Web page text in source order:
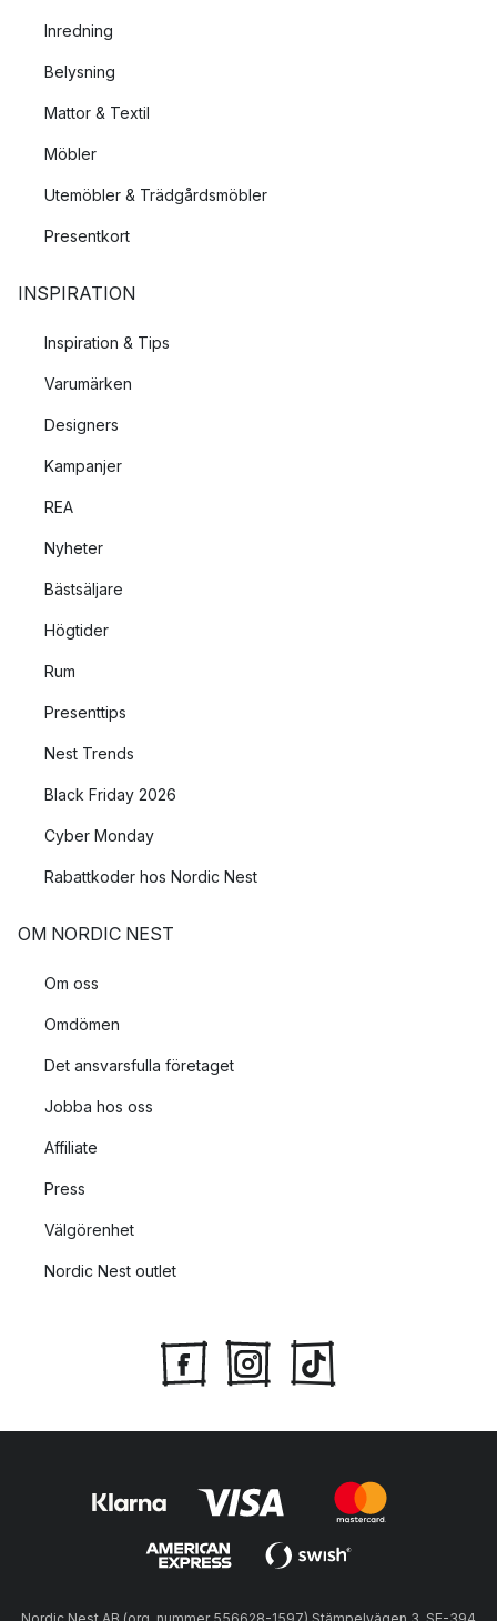
Inredning
Belysning
Mattor & Textil
Möbler
Utemöbler & Trädgårdsmöbler
Presentkort
INSPIRATION
Inspiration & Tips
Varumärken
Designers
Kampanjer
REA
Nyheter
Bästsäljare
Högtider
Rum
Presenttips
Nest Trends
Black Friday 2026
Cyber Monday
Rabattkoder hos Nordic Nest
OM NORDIC NEST
Om oss
Omdömen
Det ansvarsfulla företaget
Jobba hos oss
Affiliate
Press
Välgörenhet
Nordic Nest outlet